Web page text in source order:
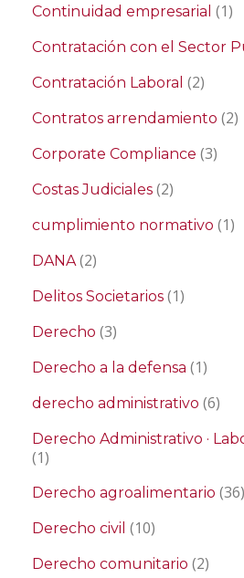
Continuidad empresarial (1)
Contratación con el Sector
Contratación Laboral (2)
Contratos arrendamiento (2)
Corporate Compliance (3)
Costas Judiciales (2)
cumplimiento normativo (1)
DANA(2)
Delitos Societarios (1)
Derecho (3)
Derecho a la defensa (1)
derecho administrativo (6)
Derecho Administrativo ·
(1)
Derecho agroalimentario (36)
Derecho civil (10)
Derecho comunitario (2)